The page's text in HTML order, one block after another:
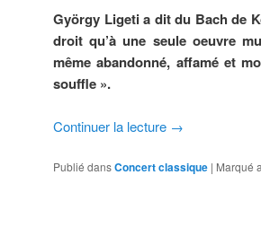
György Ligeti a dit du Bach de
droit qu’à une seule oeuvre
même abandonné, affamé et
souffle ».
Continuer la lecture →
Publié dansConcert classique | Marqué